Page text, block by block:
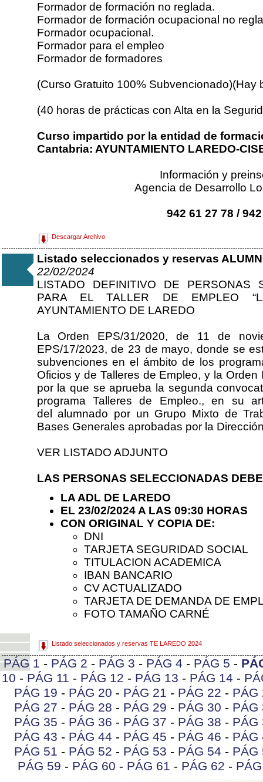
Formador de formación no reglada.
Formador de formación ocupacional no
Formador ocupacional.
Formador para el empleo
Formador de formadores
(Curso Gratuito 100% Subvencionado)(Hay
(40 horas de prácticas con Alta en la
Curso impartido por la entidad de
Cantabria: AYUNTAMIENTO LAREDO-
Información y
Agencia de Desarrollo
942 61 27 78 /
Descargar Archivo
Listado seleccionados y reservas
22/02/2024
LISTADO DEFINITIVO DE PERSONAS
PARA EL TALLER DE EMPLEO
AYUNTAMIENTO DE LAREDO
La Orden EPS/31/2020, de 11 de
EPS/17/2023, de 23 de mayo, donde se
subvenciones en el ámbito de los
Oficios y de Talleres de Empleo, y la
por la que se aprueba la segunda
programa Talleres de Empleo., en su
del alumnado por un Grupo Mixto de
Bases Generales aprobadas por la
VER LISTADO ADJUNTO
LAS PERSONAS SELECCIONADAS
LA ADL DE LAREDO
EL 23/02/2024 A LAS 09:30 HORAS
CON ORIGINAL Y COPIA DE:
DNI
TARJETA SEGURIDAD SOCIAL
TITULACION ACADEMICA
IBAN BANCARIO
CV ACTUALIZADO
TARJETA DE DEMANDA DE
FOTO TAMAÑO CARNÉ
Listado seleccionados y reservas TE LAREDO 2024
PÁG 1 - PÁG 2 - PÁG 3 - PÁG 4 - PÁG 5 -
10 - PÁG 11 - PÁG 12 - PÁG 13 - PÁG 14 -
PÁG 19 - PÁG 20 - PÁG 21 - PÁG 22 - PÁG
PÁG 27 - PÁG 28 - PÁG 29 - PÁG 30 - PÁG
PÁG 35 - PÁG 36 - PÁG 37 - PÁG 38 - PÁG
PÁG 43 - PÁG 44 - PÁG 45 - PÁG 46 - PÁG
PÁG 51 - PÁG 52 - PÁG 53 - PÁG 54 - PÁG
PÁG 59 - PÁG 60 - PÁG 61 - PÁG 62 -